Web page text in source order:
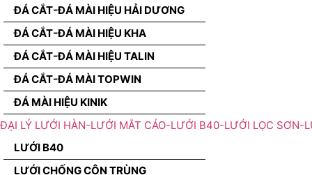
ĐÁ CẮT-ĐÁ MÀI HIỆU HẢI DƯƠNG
ĐÁ CẮT-ĐÁ MÀI HIỆU KHA
ĐÁ CẮT-ĐÁ MÀI HIỆU TALIN
ĐÁ CẮT-ĐÁ MÀI TOPWIN
ĐÁ MÀI HIỆU KINIK
ĐẠI LÝ LƯỚI HÀN-LƯỚI MẮT CÁO-LƯỚI B40-LƯỚI LỌC SƠN-
LƯỚI B40
LƯỚI CHỐNG CÔN TRÙNG